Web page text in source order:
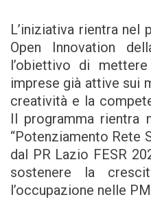
L’iniziativa rientra nel
Open Innovation
l’obiettivo di
imprese già attive sui
creatività e la
Il programma rientra
“Potenziamento Rete
dal PR Lazio FESR
sostenere la
l’occupazione nelle